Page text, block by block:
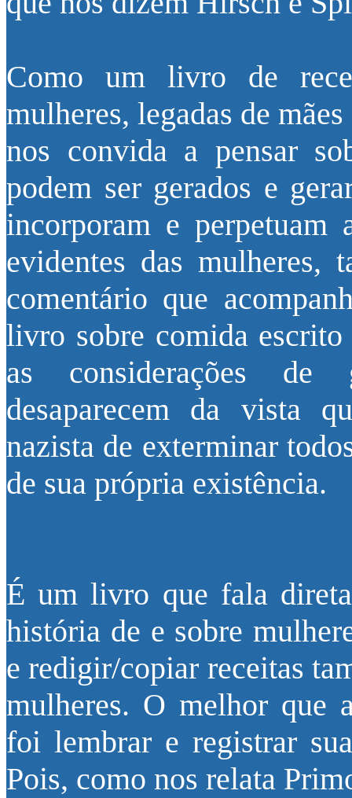
Como um livro de
mulheres, legadas de
nos convida a pensar
podem ser gerados e
incorporam e perpetuam
evidentes das mulheres,
comentário que
livro sobre comida
as considerações de
desaparecem da vista
nazista de exterminar
de sua própria existência.
É um livro que fala
história de e sobre
e redigir/copiar receitas
mulheres. O melhor que
foi lembrar e registrar
Pois, como nos relata